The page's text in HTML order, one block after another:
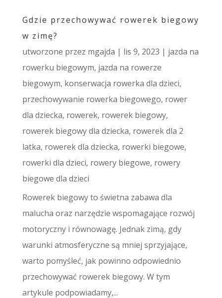
Gdzie przechowywać rowerek biegowy
w zimę?
utworzone przez mgajda | lis 9, 2023 | jazda na
rowerku biegowym, jazda na rowerze
biegowym, konserwacja rowerka dla dzieci,
przechowywanie rowerka biegowego, rower
dla dziecka, rowerek, rowerek biegowy,
rowerek biegowy dla dziecka, rowerek dla 2
latka, rowerek dla dziecka, rowerki biegowe,
rowerki dla dzieci, rowery biegowe, rowery
biegowe dla dzieci
Rowerek biegowy to świetna zabawa dla
malucha oraz narzędzie wspomagające rozwój
motoryczny i równowagę. Jednak zimą, gdy
warunki atmosferyczne są mniej sprzyjające,
warto pomyśleć, jak powinno odpowiednio
przechowywać rowerek biegowy. W tym
artykule podpowiadamy,...